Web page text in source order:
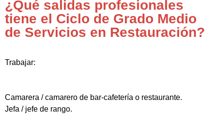
¿Qué salidas profesionales
tiene el Ciclo de Grado Medio
de Servicios en Restauración?
Trabajar:
Camarera / camarero de bar-cafetería o restaurante.
Jefa / jefe de rango.